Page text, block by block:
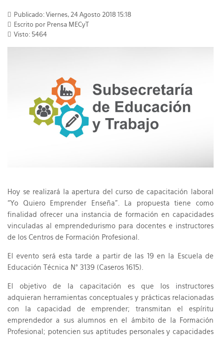
Publicado: Viernes, 24 Agosto 2018 15:18
Escrito por Prensa MECyT
Visto: 5464
Hoy se realizará la apertura del curso de capacitación laboral
“Yo Quiero Emprender Enseña”. La propuesta tiene como
finalidad ofrecer una instancia de formación en capacidades
vinculadas al emprendedurismo para docentes e instructores
de los Centros de Formación Profesional.
El evento será esta tarde a partir de las 19 en la Escuela de
Educación Técnica N° 3139 (Caseros 1615).
El objetivo de la capacitación es que los instructores
adquieran herramientas conceptuales y prácticas relacionadas
con la capacidad de emprender; transmitan el espíritu
emprendedor a sus alumnos en el ámbito de la Formación
Profesional; potencien sus aptitudes personales y capacidades